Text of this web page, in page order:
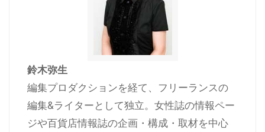
鈴木弥生
編集プロダクションを経て、フリーランスの
編集&ライターとして独立。女性誌の情報ペー
ジや百貨店情報誌の企画・構成・取材を中心